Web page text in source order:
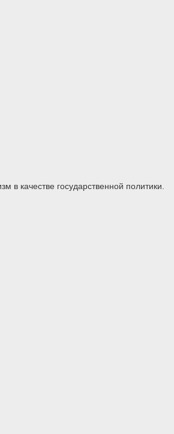
качестве государственной политики.